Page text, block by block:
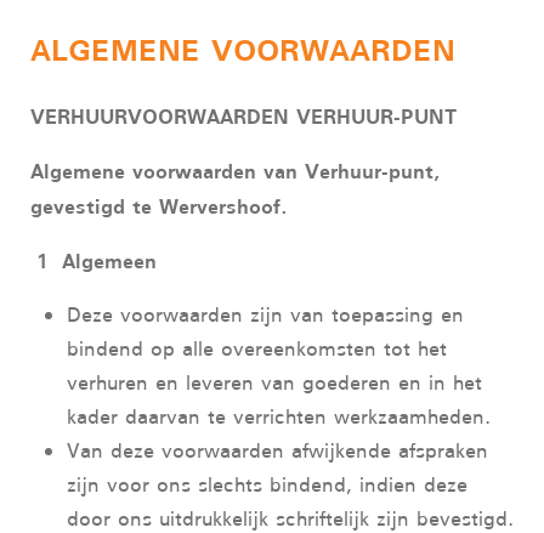
ALGEMENE VOORWAARDEN
VERHUURVOORWAARDEN VERHUUR-PUNT
Algemene voorwaarden van Verhuur-punt,
gevestigd te Wervershoof.
1 Algemeen
Deze voorwaarden zijn van toepassing en
bindend op alle overeenkomsten tot het
verhuren en leveren van goederen en in het
kader daarvan te verrichten werkzaamheden.
Van deze voorwaarden afwijkende afspraken
zijn voor ons slechts bindend, indien deze
door ons uitdrukkelijk schriftelijk zijn bevestigd.